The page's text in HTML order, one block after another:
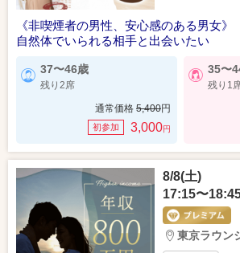
《非喫煙者の男性、安心感のある男女》
自然体でいられる相手と出会いたい
37〜46歳
残り2席
通常価格 5,400円
初参加 3,000円
35〜
残り1
8/8(土)
17:15〜
東京ラウン